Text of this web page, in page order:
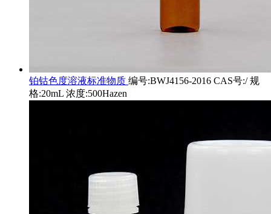
铂钴色度溶液标准物质 编号:BWJ4156-2016 CAS号:/ 规
格:20mL 浓度:500Hazen